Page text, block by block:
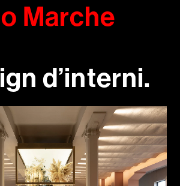
o Marche
ign d’interni.